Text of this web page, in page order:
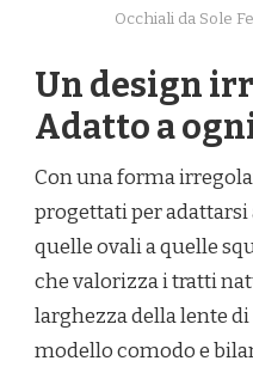
Occhiali da Sole
Un design
Adatto a
Con una forma
progettati per adattarsi
quelle ovali a quelle
che valorizza i tratti
larghezza della lente
modello comodo e